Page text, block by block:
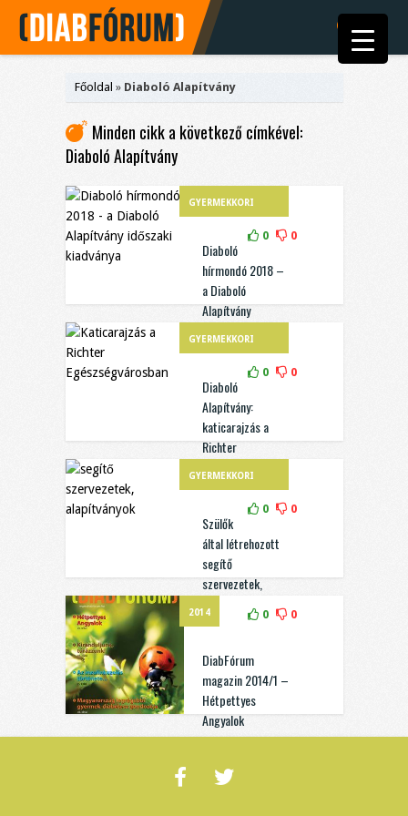
Főoldal » Diaboló Alapítvány
Minden cikk a következő címkével:
Diaboló Alapítvány
GYERMEKKORI
0 0
Diaboló
hírmondó 2018 –
a Diaboló
Alapítvány
kiadványa
GYERMEKKORI
0 0
Diaboló
Alapítvány:
katicarajzás a
Richter
GYERMEKKORI
0 0
Szülők
által létrehozott
segítő
szervezetek,
bemutatkozása
2014 0 0
DiabFórum
magazin 2014/1 –
Hétpettyes
Angyalok